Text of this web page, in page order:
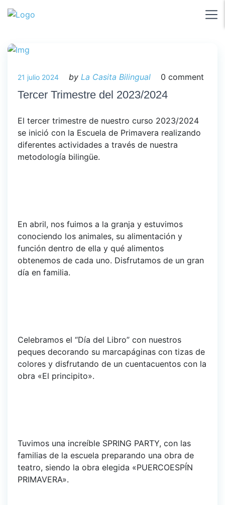
21 julio 2024 by La Casita Bilingual 0 comment
Tercer Trimestre del 2023/2024
El tercer trimestre de nuestro curso 2023/2024
se inició con la Escuela de Primavera realizando
diferentes actividades a través de nuestra
metodología bilingüe.
En abril, nos fuimos a la granja y estuvimos
conociendo los animales, su alimentación y
función dentro de ella y qué alimentos
obtenemos de cada uno. Disfrutamos de un gran
día en familia.
Celebramos el “Día del Libro” con nuestros
peques decorando su marcapáginas con tizas de
colores y disfrutando de un cuentacuentos con la
obra «El principito».
Tuvimos una increíble SPRING PARTY, con las
familias de la escuela preparando una obra de
teatro, siendo la obra elegida «PUERCOESPÍN
PRIMAVERA».